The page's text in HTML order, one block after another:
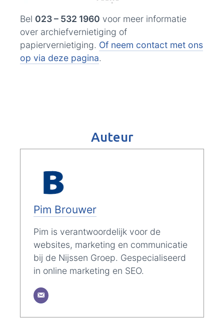
Bel 023 – 532 1960 voor meer informatie
over archiefvernietiging of
papiervernietiging. Of neem contact met ons
op via deze pagina.
Auteur
Pim Brouwer
Pim is verantwoordelijk voor de
websites, marketing en communicatie
bij de Nijssen Groep. Gespecialiseerd
in online marketing en SEO.